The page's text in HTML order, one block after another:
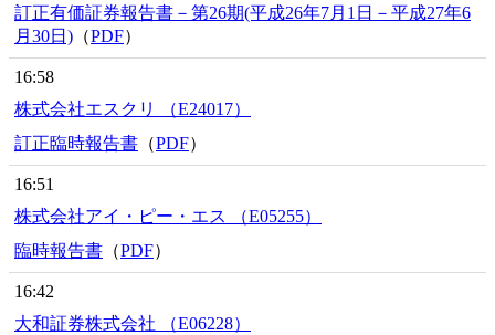
訂正有価証券報告書－第26期(平成26年7月1日－平成27年6
月30日) （PDF）
16:58
株式会社エスクリ （E24017）
訂正臨時報告書 （PDF）
16:51
株式会社アイ・ピー・エス （E05255）
臨時報告書 （PDF）
16:42
大和証券株式会社 （E06228）